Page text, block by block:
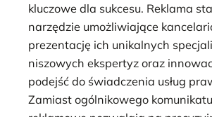
kluczowe dla sukcesu. Reklama
narzędzie umożliwiające
prezentację ich unikalnych
niszowych ekspertyz oraz
podejść do świadczenia usług
Zamiast ogólnikowego